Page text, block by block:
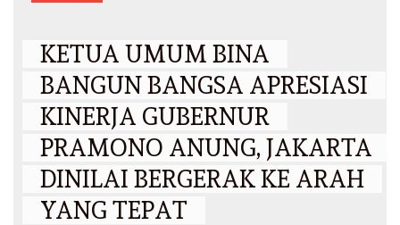
KETUA UMUM BINA
BANGUN BANGSA APRESIASI
KINERJA GUBERNUR
PRAMONO ANUNG, JAKARTA
DINILAI BERGERAK KE ARAH
YANG TEPAT